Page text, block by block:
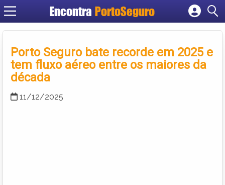
Encontra PortoSeguro
Cadastrar empresa
Criar conta
Porto Seguro bate recorde em 2025 e
tem fluxo aéreo entre os maiores da
década
11/12/2025